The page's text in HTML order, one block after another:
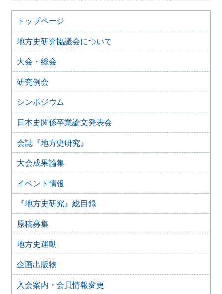
2024年1月17日
能登半島地震で被災された皆様へ
藤沢市文書館の機能維持にかかわる要望書
2023年6月10日
日本学術会議声明「「説明」ではなく「対話」を、「拙速
な法改正」ではなく「開かれた協議の場」を」（二〇二三
年四月一八日）を支持し、日本学術会議法の拙速な改正に
「改正博物館法に関するアンケート調査」結果の公開につ
いて
2023年1月26日
「国立国会図書館デジタルコレクションの著作権処理の改
善による知識情報基盤の拡充を求めます」
2022年10月1日 「改正博物館法に関するアンケート調査」
の実施について
2021年9月15日
歴史学関係学会 ハラスメント防止宣言
2021年3月3日
「高輪築堤」の保存を求める要望書
2021年2月26日
「高輪築堤」遺構の保存・公開の要望
2020年11月6日
日本学術会議第 25 期推薦会員任命拒否に関する人文・社
トップページ
地方史研究協議会について
大会・総会
研究例会
シンポジウム
日本史関係卒業論文発表会
会誌『地方史研究』
大会成果論集
イベント情報
『地方史研究』総目録
原稿募集
地方史運動
企画出版物
入会案内・会員情報変更